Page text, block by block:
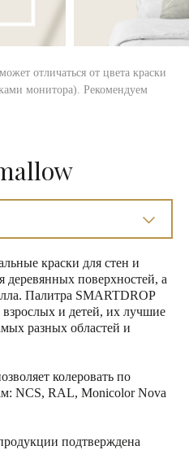
отличаться от цвета краски
монитора). Рекомендуем
краски для стен и
деревянных поверхностей, а
Палитра SMARTDROP
и детей, их лучшие
разных областей и
колеровать по
NCS, RAL, Monicolor Nova
подтверждена